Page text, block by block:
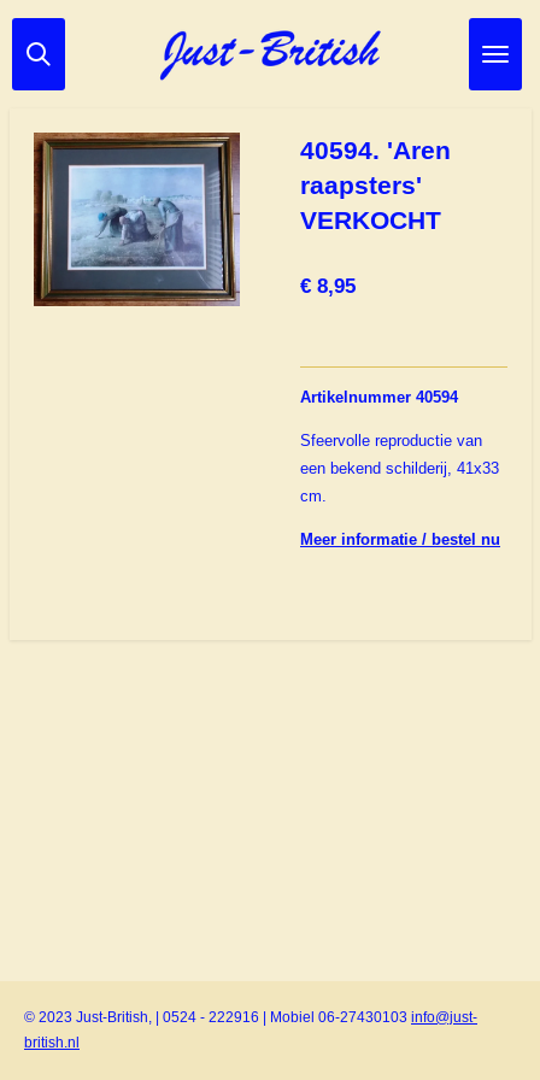
Ga
direct
hoofdinhoud
40594. 'Aren
raapsters'
VERKOCHT
€ 8,95
Artikelnummer 40594
Sfeervolle reproductie van
een bekend schilderij, 41x33
cm.
Meer informatie / bestel nu
© 2023 Just-British, | 0524 - 222916 | Mobiel 06-27430103 info@just-
british.nl